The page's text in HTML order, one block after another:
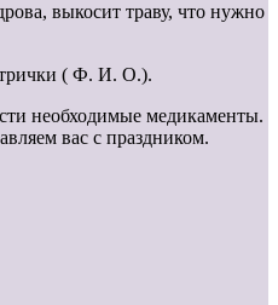
выкосит траву, что нужно
( Ф. И. О.).
необходимые медикаменты.
вас с праздником.